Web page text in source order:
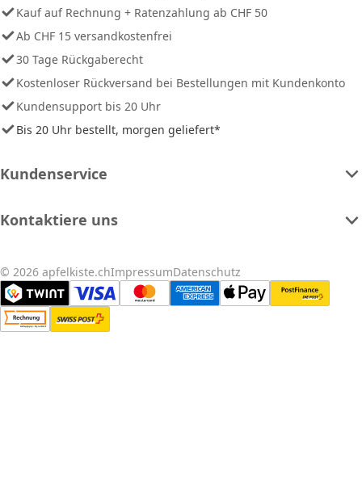
Kauf auf Rechnung + Ratenzahlung ab CHF 50
Ab CHF 15 versandkostenfrei
30 Tage Rückgaberecht
Kostenloser Rückversand bei Bestellungen mit Kundenkonto
Kundensupport bis 20 Uhr
Bis 20 Uhr bestellt, morgen geliefert*
Kundenservice
Kontaktiere uns
© 2026 apfelkiste.chImpressumDatenschutz